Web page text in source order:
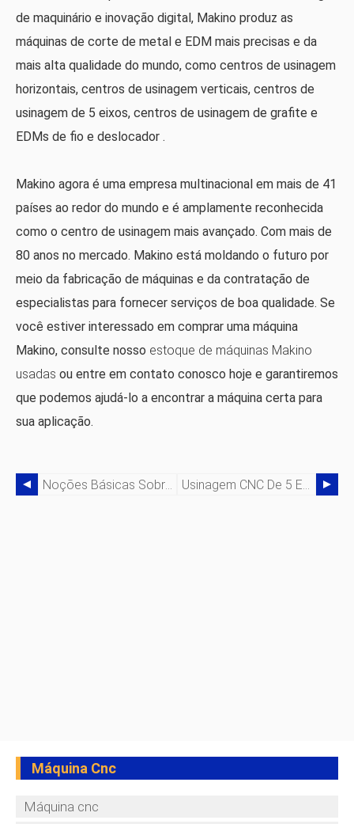
de maquinário e inovação digital, Makino produz as
máquinas de corte de metal e EDM mais precisas e da
mais alta qualidade do mundo, como centros de usinagem
horizontais, centros de usinagem verticais, centros de
usinagem de 5 eixos, centros de usinagem de grafite e
EDMs de fio e deslocador .
Makino agora é uma empresa multinacional em mais de 41
países ao redor do mundo e é amplamente reconhecida
como o centro de usinagem mais avançado. Com mais de
80 anos no mercado. Makino está moldando o futuro por
meio da fabricação de máquinas e da contratação de
especialistas para fornecer serviços de boa qualidade. Se
você estiver interessado em comprar uma máquina
Makino, consulte nosso estoque de máquinas Makino
usadas ou entre em contato conosco hoje e garantiremos
que podemos ajudá-lo a encontrar a máquina certa para
sua aplicação.
Noções Básicas Sobre Fresamento CNC Usinagem CNC De 5 Eixos
Máquina Cnc
Máquina cnc